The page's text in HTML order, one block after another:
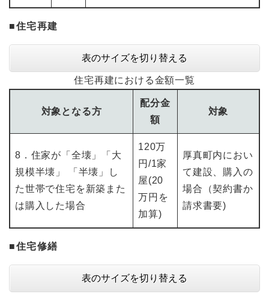
■住宅再建
表のサイズを切り替える
住宅再建における金額一覧
対象となる方
配分金
額
対象
8．住家が「全壊」「大
規模半壊」 「半壊」し
た世帯で住宅を新築また
は購入した場合
120万
円/1家
屋(20
万円を
加算)
厚真町内におい
て建設、購入の
場合（契約書か
請求書要)
■住宅修繕
表のサイズを切り替える